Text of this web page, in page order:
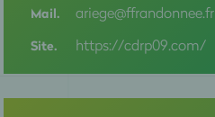
GUYANE
HAUT RHIN
Mail. ariege@ffrandonnee.fr
Site. https://cdrp09.com/